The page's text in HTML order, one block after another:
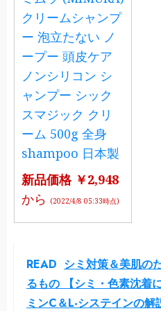
クリームシャンプ
ー 泡立たない ノ
ープー 頭皮ケア
ノンシリコン シ
ャンプー シック
スマジック クリ
ーム 500g 全身
shampoo 日本製
新品価格 ￥2,948
から (2022/4/8 05:33時点)
READ シミ対策＆美肌の
るもの 【シミ・色素沈着
ミンC＆L-システインの解